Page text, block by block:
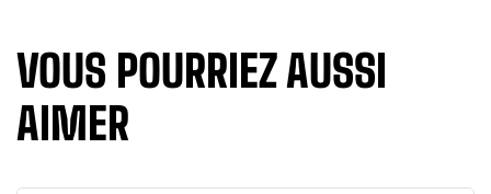
VOUS POURRIEZ AUSSI
AIMER